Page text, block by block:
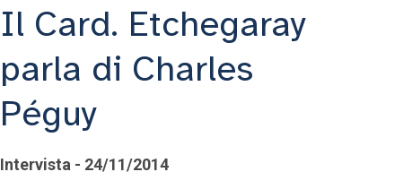
Il Card. Etchegaray
parla di Charles
Péguy
Intervista - 24/11/2014